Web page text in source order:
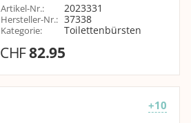
Artikel-Nr.: 2023331
Hersteller-Nr.: 37338
Kategorie: Toilettenbürsten
CHF82.95
+10